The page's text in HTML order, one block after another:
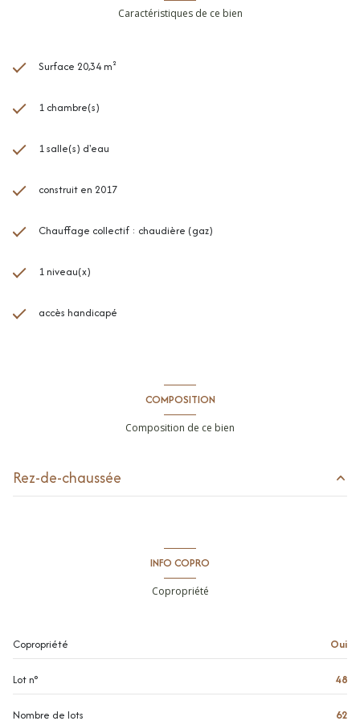
29-1 A et 29-1 de la loi n° 65-557 du 10 juillet 1965 et de l'article L. 615-6
Caractéristiques de ce bien
Surface 20,34 m²
1 chambre(s)
1 salle(s) d'eau
construit en 2017
Chauffage collectif : chaudière (gaz)
1 niveau(x)
accès handicapé
COMPOSITION
Composition de ce bien
Rez-de-chaussée
INFO COPRO
Copropriété
Copropriété Oui
Lot n° 48
Nombre de lots 62